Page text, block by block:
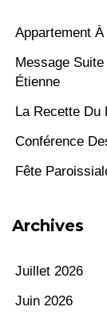
Appartement
Message
Étienne
La Recette Du
Conférence
Fête
Archives
Juillet 2026
Juin 2026